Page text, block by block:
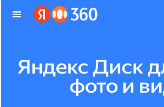
Яндекс Диск
фото и